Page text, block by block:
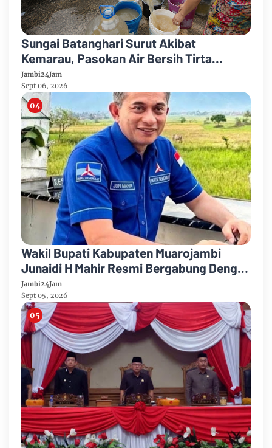
Sungai Batanghari Surut Akibat
Kemarau, Pasokan Air Bersih Tirta
Mayang Jambi Keruh
Jambi24Jam
Sept 06, 2026
Wakil Bupati Kabupaten Muarojambi
Junaidi H Mahir Resmi Bergabung Dengan
Partai Demikrat
Jambi24Jam
Sept 05, 2026